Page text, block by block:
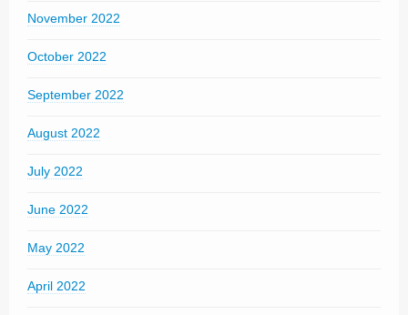
November 2022
October 2022
September 2022
August 2022
July 2022
June 2022
May 2022
April 2022